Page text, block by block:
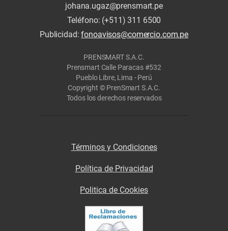
johana.ugaz@prensmart.pe
Teléfono: (+511) 311 6500
Publicidad:fonoavisos@comercio.com.pe
PRENSMART S.A.C.
Prensmart Calle Paracas #532
Pueblo Libre, Lima - Perú
Copyright © PrenSmart S.A.C.
Todos los derechos reservados
Términos y Condiciones
Política de Privacidad
Politica de Cookies